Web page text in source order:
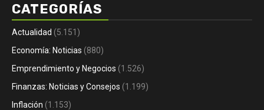
CATEGORÍAS
Actualidad (5.151)
Economía: Noticias (880)
Emprendimiento y Negocios (1.526)
Finanzas: Noticias y Consejos (1.199)
Inflación (1.153)